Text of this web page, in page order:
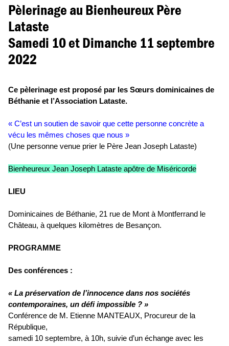
Pèlerinage au Bienheureux Père
Lataste
Samedi 10 et Dimanche 11 septembre
2022
Ce pèlerinage est proposé par les Sœurs dominicaines de
Béthanie et l’Association Lataste.
« C’est un soutien de savoir que cette personne concrète a
vécu les mêmes choses que nous »
(Une personne venue prier le Père Jean Joseph Lataste)
Bienheureux Jean Joseph Lataste apôtre de Miséricorde
LIEU
Dominicaines de Béthanie, 21 rue de Mont à Montferrand le
Château, à quelques kilomètres de Besançon.
PROGRAMME
Des conférences :
« La préservation de l’innocence dans nos sociétés
contemporaines, un défi impossible ? »
Conférence de M. Etienne MANTEAUX, Procureur de la
République,
samedi 10 septembre, à 10h, suivie d’un échange avec les